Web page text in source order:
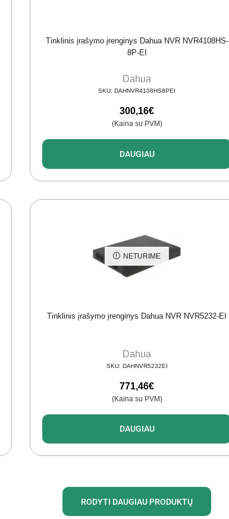
Tinklinis įrašymo įrenginys Dahua NVR NVR4108HS-
8P-EI
Dahua
SKU: DAHNVR4108HS8PEI
300,16€
(Kaina su PVM)
DAUGIAU
NETURIME
Tinklinis įrašymo įrenginys Dahua NVR NVR5232-EI
Dahua
SKU: DAHNVR5232EI
771,46€
(Kaina su PVM)
DAUGIAU
RODYTI DAUGIAU PRODUKTŲ